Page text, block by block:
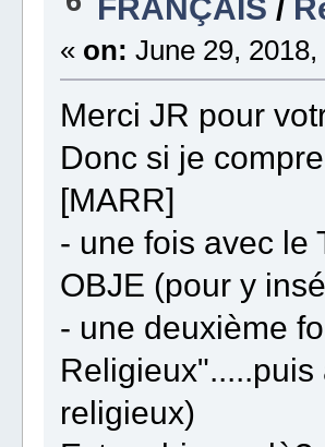
« on: June 29,
Merci JR pour
Donc si je
[MARR]
- une fois avec le
OBJE (pour y
- une deuxième
religieux)